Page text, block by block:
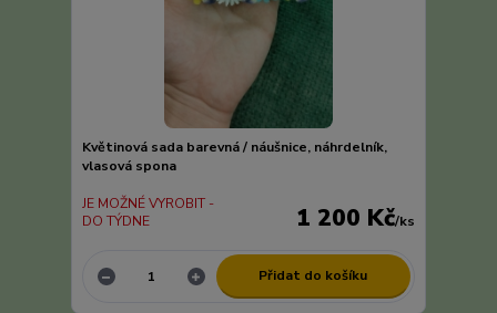
Květinová sada barevná / náušnice, náhrdelník,
vlasová spona
1 200 Kč/ks
JE MOŽNÉ VYROBIT -
DO TÝDNE
Přidat do košíku